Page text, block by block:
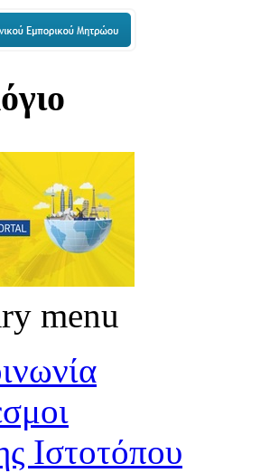
menu
Ιστοτόπου